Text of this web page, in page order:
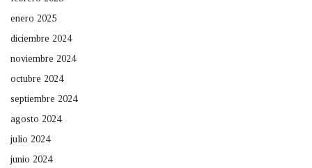
enero 2025
diciembre 2024
noviembre 2024
octubre 2024
septiembre 2024
agosto 2024
julio 2024
junio 2024